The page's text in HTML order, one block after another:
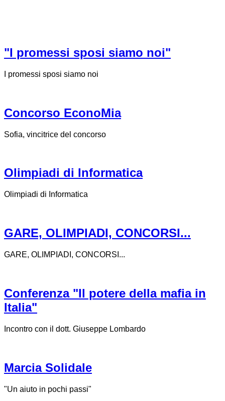
"I promessi sposi siamo noi"
I promessi sposi siamo noi
Concorso EconoMia
Sofia, vincitrice del concorso
Olimpiadi di Informatica
Olimpiadi di Informatica
GARE, OLIMPIADI, CONCORSI...
GARE, OLIMPIADI, CONCORSI...
Conferenza "Il potere della mafia in
Italia"
Incontro con il dott. Giuseppe Lombardo
Marcia Solidale
"Un aiuto in pochi passi"